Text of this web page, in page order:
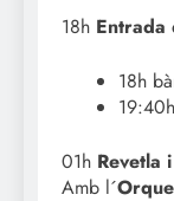
18h Entrada
18h
01h Revetla
Amb l´